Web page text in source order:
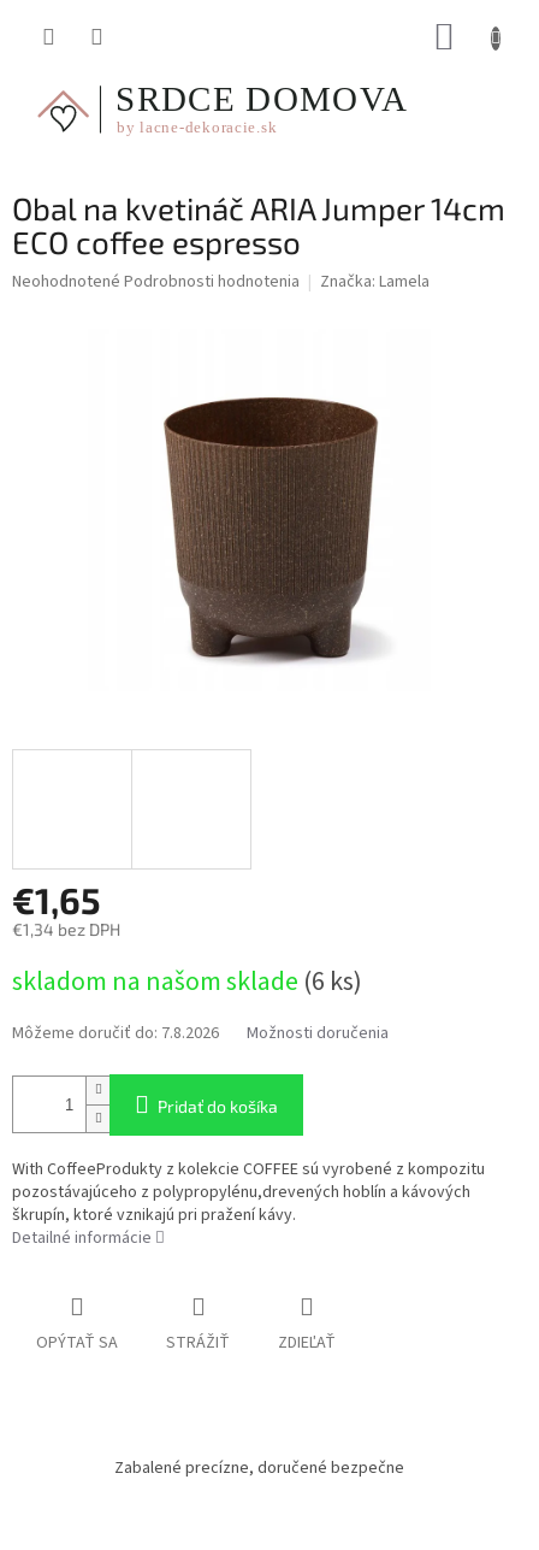
Obal na kvetináč ARIA Jumper 14cm
ECO coffee espresso
Priemerné
Neohodnotené Podrobnosti hodnotenia Značka: Lamela
€1,65
€1,34 bez DPH
cena:
skladom na našom sklade (6 ks)
Môžeme doručiť do: 7.8.2026 Možnosti doručenia
Pridať do košíka
With CoffeeProdukty z kolekcie COFFEE sú vyrobené z kompozitu
pozostávajúceho z polypropylénu,drevených hoblín a kávových
škrupín, ktoré vznikajú pri pražení kávy.
Detailné informácie
OPÝTAŤ SA STRÁŽIŤ ZDIEĽAŤ
Zabalené precízne, doručené bezpečne